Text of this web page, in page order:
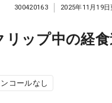
ップ中の経
300420163 2025年11月19日
コールなし